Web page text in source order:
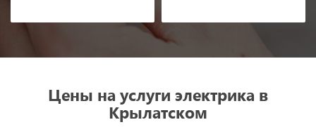
Цены на услуги электрика в
Крылатском